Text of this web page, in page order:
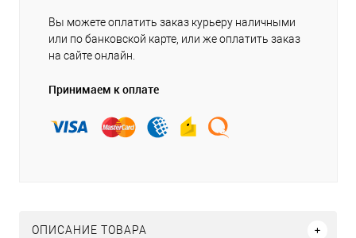
Вы можете оплатить заказ курьеру наличными
или по банковской карте, или же оплатить заказ
на сайте онлайн.
Принимаем к оплате
ОПИСАНИЕ ТОВАРА